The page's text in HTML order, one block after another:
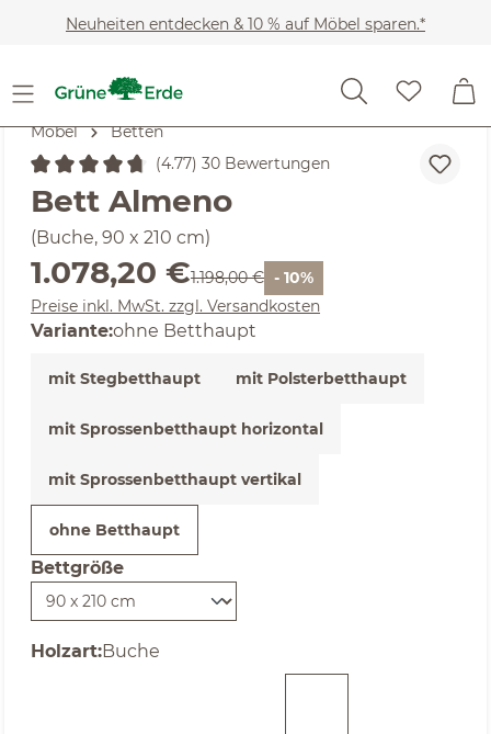
Zum Hauptinhalt springen
Neuheiten entdecken & 10 % auf Möbel sparen.*
Möbel Betten
Durchschnittliche Bewertung von 4.77 von 5 Sternen
(4.77) 30 Bewertungen
Bett Almeno
(Buche, 90 x 210 cm)
Verkaufspreis:
1.078,20 €Regulärer Preis:
1.198,00 € - 10%
Preise inkl. MwSt. zzgl. Versandkosten
Variante:ohne Betthaupt
mit Stegbetthaupt mit Polsterbetthaupt
mit Sprossenbetthaupt horizontal
mit Sprossenbetthaupt vertikal
ohne Betthaupt
Bettgröße
auswählen
Holzartauswählen
:Buche